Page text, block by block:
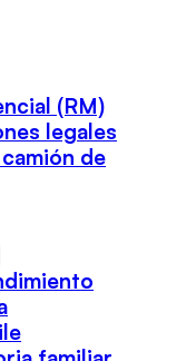
(RM)
legales
de